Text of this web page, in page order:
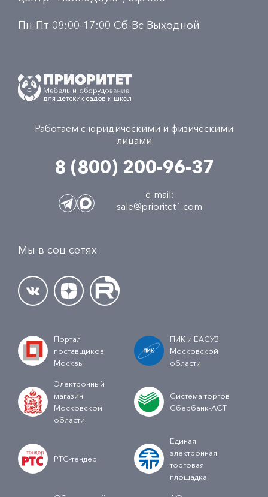
Пн-Пт 08:00-17:00 Сб-Вс Выходной
Работаем с юридическими и физическими
лицами
8 (800) 200-96-37
e-mail:
sale@prioritet1.com
Мы в соц сетях
Портал
поставщиков
Москвы
ПИК и ЕАСУЗ
Московской
области
Электронный
магазин
Московской
области
Система торгов
Сбербанк-АСТ
РТС-тендер
Единая
электронная
торговая
площадка